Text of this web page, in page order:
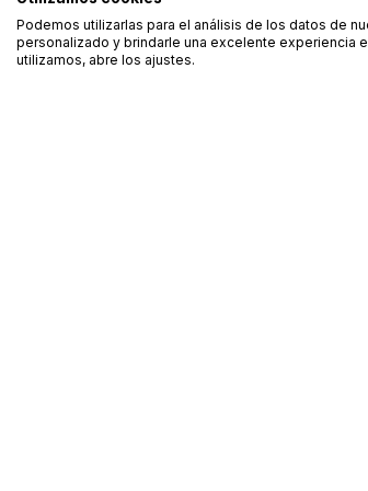
Podemos utilizarlas para el análisis de los datos de
personalizado y brindarle una excelente experiencia
utilizamos, abre los ajustes.